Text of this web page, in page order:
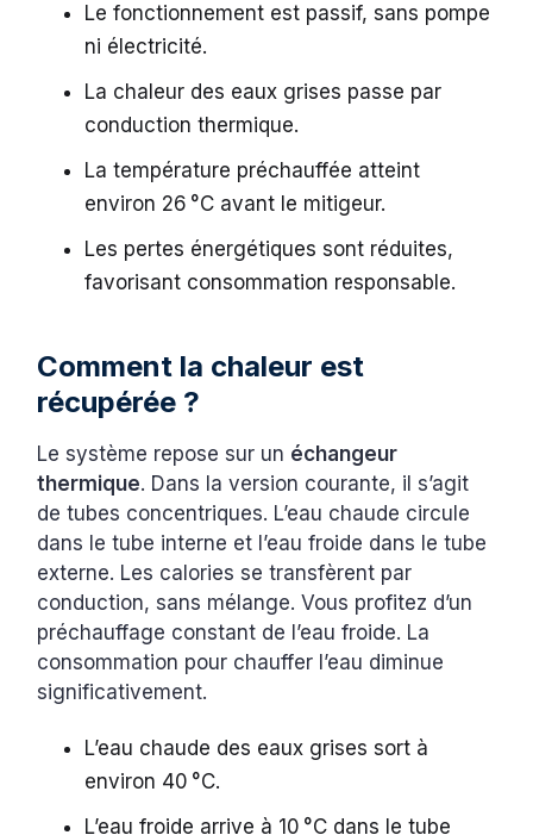
Le fonctionnement est passif, sans pompe
ni électricité.
La chaleur des eaux grises passe par
conduction thermique.
La température préchauffée atteint
environ 26 °C avant le mitigeur.
Les pertes énergétiques sont réduites,
favorisant consommation responsable.
Comment la chaleur est
récupérée ?
Le système repose sur un échangeur
thermique. Dans la version courante, il s’agit
de tubes concentriques. L’eau chaude circule
dans le tube interne et l’eau froide dans le tube
externe. Les calories se transfèrent par
conduction, sans mélange. Vous profitez d’un
préchauffage constant de l’eau froide. La
consommation pour chauffer l’eau diminue
significativement.
L’eau chaude des eaux grises sort à
environ 40 °C.
L’eau froide arrive à 10 °C dans le tube